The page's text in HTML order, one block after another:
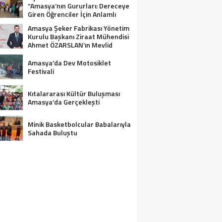
“Amasya’nın Gururları: Dereceye
Giren Öğrenciler İçin Anlamlı
Amasya Şeker Fabrikası Yönetim
Kurulu Başkanı Ziraat Mühendisi
Ahmet ÖZARSLAN’ın Mevlid
Amasya’da Dev Motosiklet
Festivali
Kıtalararası Kültür Buluşması
Amasya’da Gerçekleşti
Minik Basketbolcular Babalarıyla
Sahada Buluştu